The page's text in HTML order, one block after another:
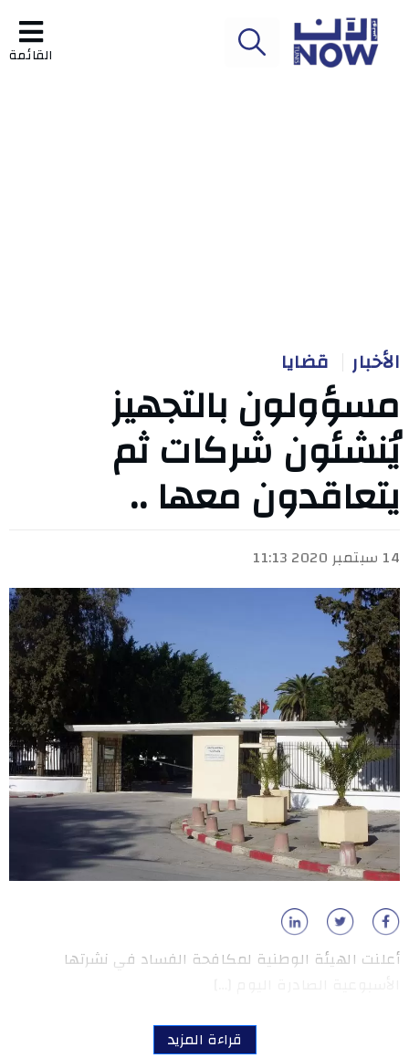
القائمة
الأخبار قضايا
مسؤولون بالتجهيز
يُنشئون شركات ثم
يتعاقدون معها ..
14 سبتمبر 2020 11:13
أعلنت الهيئة الوطنية لمكافحة الفساد في نشرتها
قراءة المزيد